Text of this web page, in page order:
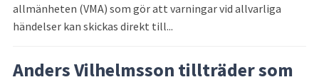
allmänheten (VMA) som gör att varningar vid allvarliga
händelser kan skickas direkt till...
Anders Vilhelmsson tillträder som